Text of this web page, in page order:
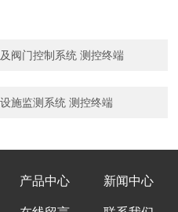
阀门控制系统 测控终端
施监测系统 测控终端
产品中心 新闻中心